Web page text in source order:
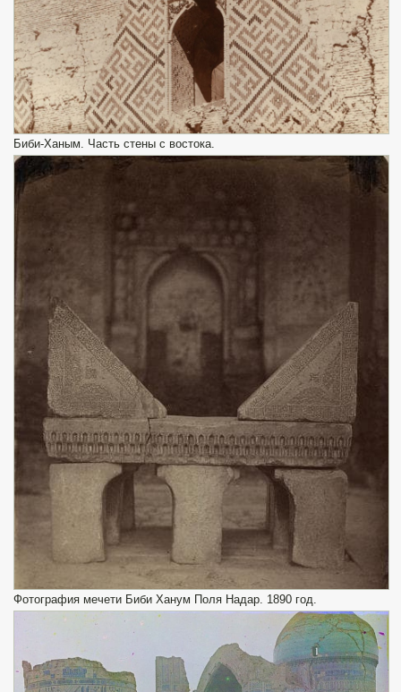
Биби-Ханым. Часть стены с востока.
Фотография мечети Биби Ханум Поля Надар. 1890 год.